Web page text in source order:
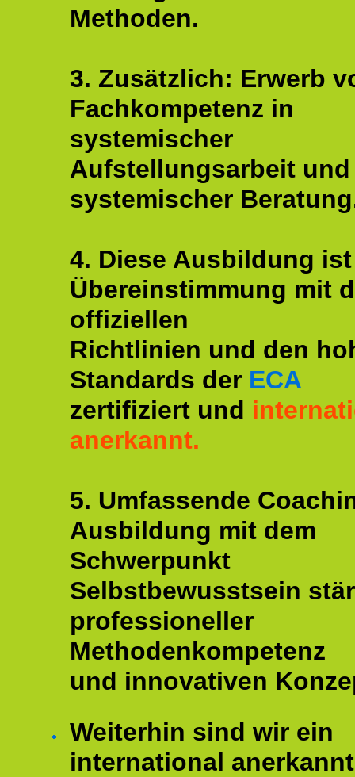
Methoden.
3. Zusätzlich: Erwerb
Fachkompetenz in
systemischer
Aufstellungsarbeit und
systemischer
4. Diese Ausbildung
Übereinstimmung mit
offiziellen
Richtlinien und den
Standards der ECA
zertifiziert und
anerkannt.
5. Umfassende
Ausbildung mit dem
Schwerpunkt
Selbstbewusstsein
professioneller
Methodenkompetenz
und innovativen
Weiterhin sind wir ein
international